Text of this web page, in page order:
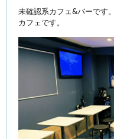
未確認系カフェ&バーです
カフェです。